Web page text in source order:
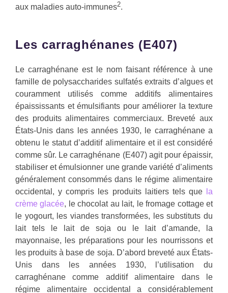
aux maladies auto-immunes2.
Les carraghénanes (E407)
Le carraghénane est le nom faisant référence à une
famille de polysaccharides sulfatés extraits d’algues et
couramment utilisés comme additifs alimentaires
épaississants et émulsifiants pour améliorer la texture
des produits alimentaires commerciaux. Breveté aux
États-Unis dans les années 1930, le carraghénane a
obtenu le statut d’additif alimentaire et il est considéré
comme sûr. Le carraghénane (E407) agit pour épaissir,
stabiliser et émulsionner une grande variété d’aliments
généralement consommés dans le régime alimentaire
occidental, y compris les produits laitiers tels que
la
crème glacée, le chocolat au lait, le fromage cottage et
le yogourt, les viandes transformées, les substituts du
lait tels le lait de soja ou le lait d’amande, la
mayonnaise, les préparations pour les nourrissons et
les produits à base de soja. D’abord breveté aux États-
Unis dans les années 1930, l’utilisation du
carraghénane comme additif alimentaire dans le
régime alimentaire occidental a considérablement